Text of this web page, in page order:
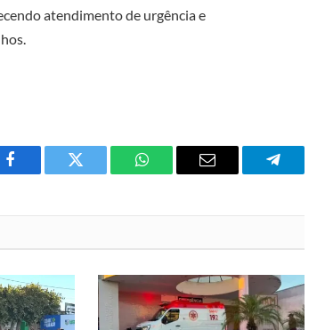
atendimento de urgência e
Facebook Twitter
O
do
WhatsApp?
E-
Telegrama